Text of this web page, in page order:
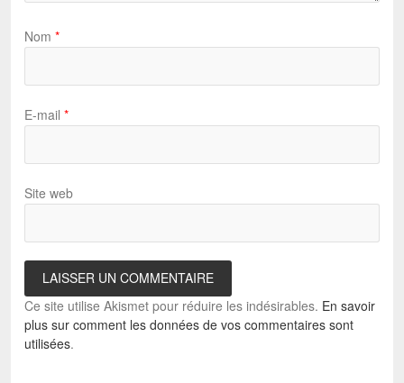
Nom *
E-mail *
Site web
Ce site utilise Akismet pour réduire les indésirables. En savoir
plus sur comment les données de vos commentaires sont
utilisées.